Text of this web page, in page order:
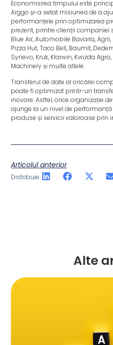
Economisirea timpului este
Arggo și-a setat misiunea de a
performanțele prin optimizarea
prezent, printre clienții
Blue Air, Automobile Bavaria,
Pizza Hut, Taco Bell, Baumit,
Synevo, Kruk, Klarwin, Kwizda
Machinery și multe altele.
Transferul de date al oricărei
poate fi optimizat printr-un
inovare. Astfel, orice organizație
ajunge la un nivel de
produse și servicii valoroase prin
Articolul anterior
Distribuie:
Alte